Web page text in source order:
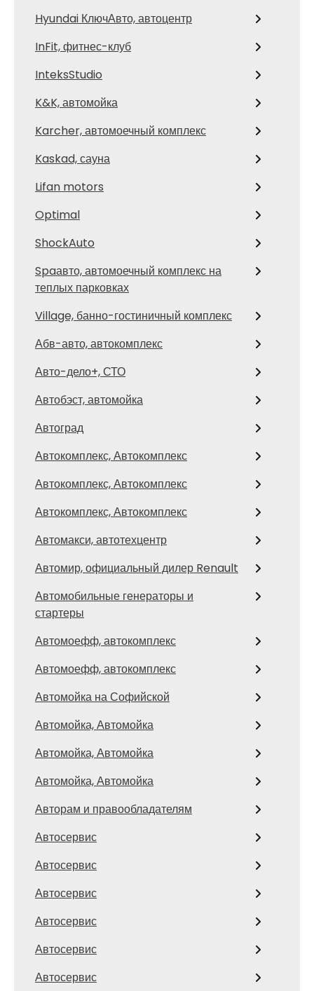
Hyundai КлючАвто, автоцентр
InFit, фитнес-клуб
InteksStudio
K&K, автомойка
Karcher, автомоечный комплекс
Kaskad, сауна
Lifan motors
Optimal
ShockAuto
Spaавто, автомоечный комплекс на
теплых парковках
Village, банно-гостиничный комплекс
Абв-авто, автокомплекс
Авто-дело+, СТО
Автобэст, автомойка
Автоград
Автокомплекс, Автокомплекс
Автокомплекс, Автокомплекс
Автокомплекс, Автокомплекс
Автомакси, автотехцентр
Автомир, официальный дилер Renault
Автомобильные генераторы и
стартеры
Автомоефф, автокомплекс
Автомоефф, автокомплекс
Автомойка на Софийской
Автомойка, Автомойка
Автомойка, Автомойка
Автомойка, Автомойка
Авторам и правообладателям
Автосервис
Автосервис
Автосервис
Автосервис
Автосервис
Автосервис